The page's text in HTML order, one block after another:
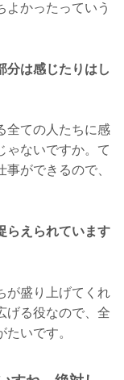
よかったっていう
分は感じたりはし
全ての人たちに感
ゃないですか。て
ができるので、
らえられています
が盛り上げてくれ
げる役なので、全
いです。